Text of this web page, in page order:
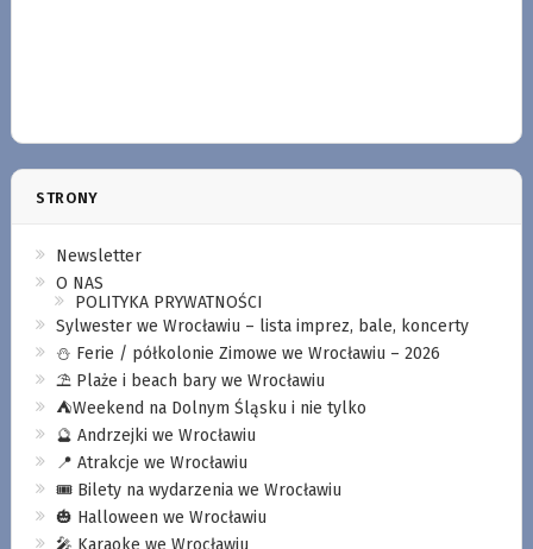
STRONY
Newsletter
O NAS
POLITYKA PRYWATNOŚCI
Sylwester we Wrocławiu – lista imprez, bale, koncerty
⛄️ Ferie / półkolonie Zimowe we Wrocławiu – 2026
⛱️ Plaże i beach bary we Wrocławiu
⛺️Weekend na Dolnym Śląsku i nie tylko
🔮 Andrzejki we Wrocławiu
📍 Atrakcje we Wrocławiu
🎟️ Bilety na wydarzenia we Wrocławiu
🎃 Halloween we Wrocławiu
🎤 Karaoke we Wrocławiu